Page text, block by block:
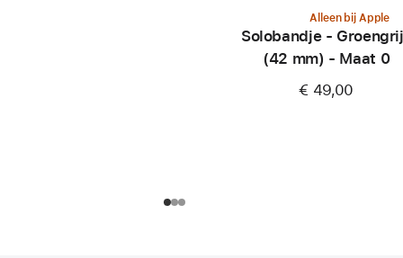
Alleen bij Apple
Solobandje -
(42 mm) - Maat 0
€ 49,00